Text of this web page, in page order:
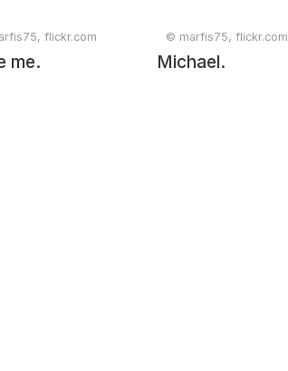
flickr.com
me.
© marfis75, flickr.com
Michael.